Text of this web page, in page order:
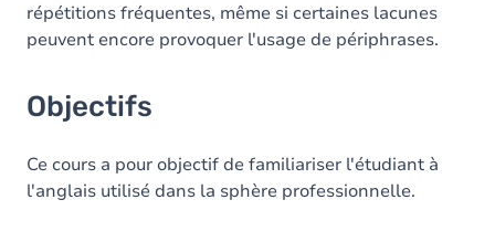
répétitions fréquentes, même si certaines lacunes
peuvent encore provoquer l'usage de périphrases.
Objectifs
Ce cours a pour objectif de familiariser l'étudiant à
l'anglais utilisé dans la sphère professionnelle.